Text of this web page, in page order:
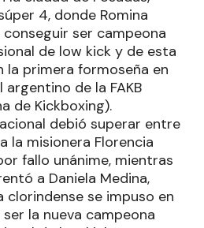
4, donde Romina
ser campeona
de low kick y de esta
primera formoseña en
de la FAKB
de Kickboxing).
debió superar entre
la misionera Florencia
fallo unánime, mientras
a Daniela Medina,
clorindense se impuso en
la nueva campeona